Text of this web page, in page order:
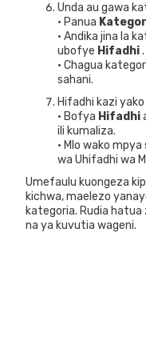
Unda au gawa
• Panua
• Andika jina la
ubofye Hifadhi.
• Chagua
sahani.
Hifadhi kazi yako
• Bofya Hifadhi
ili kumaliza.
• Mlo wako
wa Uhifadhi wa
Umefaulu kuongeza
kichwa, maelezo
kategoria. Rudia hatua
na ya kuvutia wageni.